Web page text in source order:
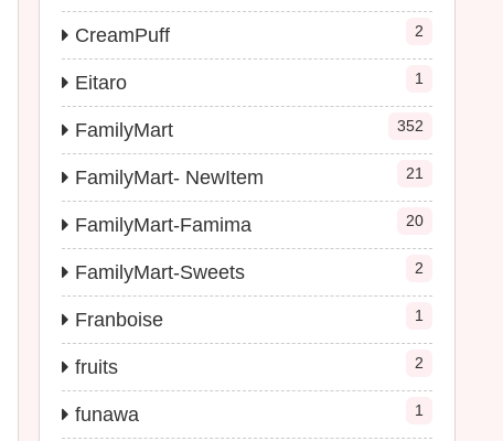
CreamPuff 2
Eitaro 1
FamilyMart 352
FamilyMart- NewItem 21
FamilyMart-Famima 20
FamilyMart-Sweets 2
Franboise 1
fruits 2
funawa 1